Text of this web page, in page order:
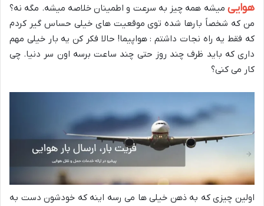
هوایی میشه همه چیز به سرعت و اطمینان خلاصه میشه. مگه نه؟
من که شخصاً بارها شده توی موقعیت های خیلی حساس گیر کردم
که فقط یه راه نجات داشتم : هواپیما! حالا فکر کن یه بار خیلی مهم
داری که باید ظرف چند روز حتی چند ساعت برسه اون سر دنیا. چی
کار می کنی؟
اولین چیزی که به ذهن خیلی ها می رسه اینه که خودشون دست به